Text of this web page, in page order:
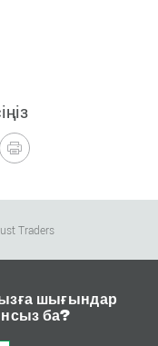
Traders
шығындар
ба?